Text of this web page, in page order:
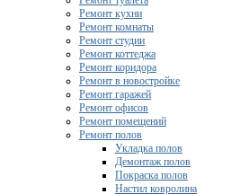
Ремонт кухни
Ремонт комнаты
Ремонт студии
Ремонт коттеджа
Ремонт коридора
Ремонт в новостройке
Ремонт гаражей
Ремонт офисов
Ремонт помещений
Ремонт полов
Укладка полов
Демонтаж полов
Покраска полов
Настил ковролина